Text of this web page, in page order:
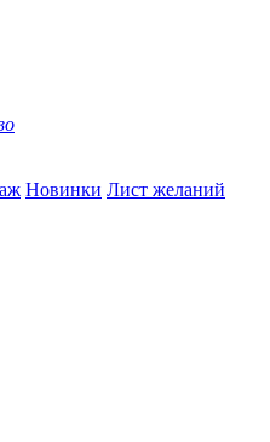
Новинки Лист желаний